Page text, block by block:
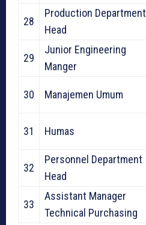
28
Production Department
Head
29
Junior Engineering
Manger
30 Manajemen Umum
31 Humas
32
Personnel Department
Head
33
Assistant Manager
Technical Purchasing